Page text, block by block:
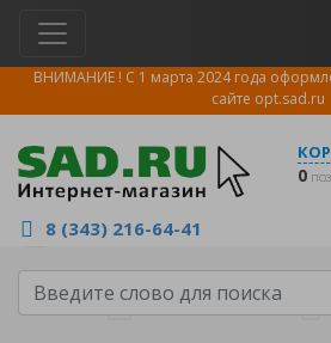
ВНИМАНИЕ ! С 1 марта 2024 года
сайте opt.sad.ru
0
8 (343) 216-64-41